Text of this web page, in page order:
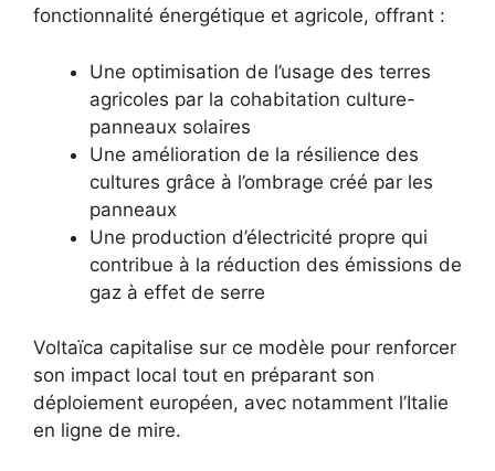
fonctionnalité énergétique et agricole, offrant :
Une optimisation de l’usage des terres
agricoles par la cohabitation culture-
panneaux solaires
Une amélioration de la résilience des
cultures grâce à l’ombrage créé par les
panneaux
Une production d’électricité propre qui
contribue à la réduction des émissions de
gaz à effet de serre
Voltaïca capitalise sur ce modèle pour renforcer
son impact local tout en préparant son
déploiement européen, avec notamment l’Italie
en ligne de mire.